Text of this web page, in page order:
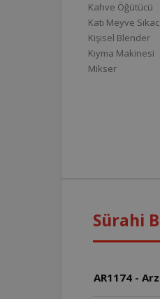
Kahve Öğütücü
Katı Meyve
Kişisel Blender
Kıyma Makinesi
Mikser
Sürahi
AR1174 -